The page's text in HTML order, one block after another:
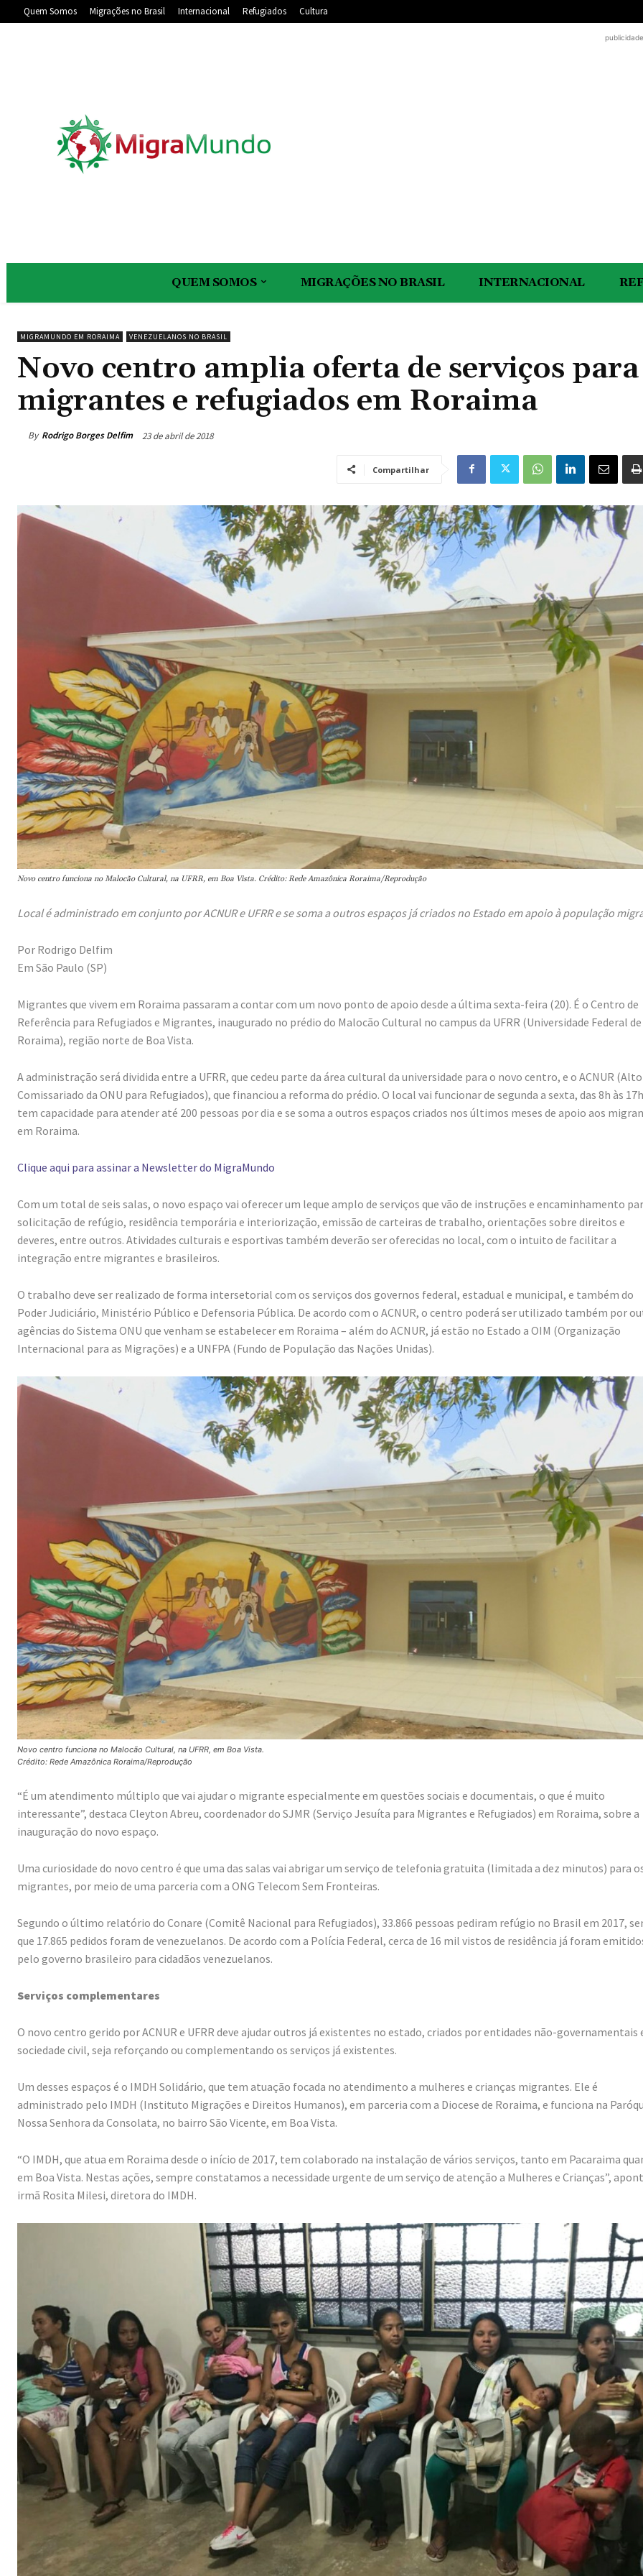
Quem Somos Migrações no Brasil Internacional Refugiados Cultura
QUEM SOMOS MIGRAÇÕES NO BRASIL INTERNACIONAL
MIGRAMUNDO EM RORAIMA VENEZUELANOS NO BRASIL
Novo centro amplia oferta de serviços para
migrantes e refugiados em Roraima
By Rodrigo Borges Delfim 23 de abril de 2018
Compartilhar
Novo centro funciona no Malocão Cultural, na UFRR, em Boa Vista. Crédito: Rede Amazônica Roraima/Reprodução
Local é administrado em conjunto por ACNUR e UFRR e se soma a outros espaços já criados no Estado em apoio à população
Por Rodrigo Delfim
Em São Paulo (SP)
Migrantes que vivem em Roraima passaram a contar com um novo ponto de apoio desde a última sexta-feira (20). É o Centro de
Referência para Refugiados e Migrantes, inaugurado no prédio do Malocão Cultural no campus da UFRR (Universidade Federal de
Roraima), região norte de Boa Vista.
A administração será dividida entre a UFRR, que cedeu parte da área cultural da universidade para o novo centro, e o ACNUR (Alto
Comissariado da ONU para Refugiados), que financiou a reforma do prédio. O local vai funcionar de segunda a sexta, das 8h às
tem capacidade para atender até 200 pessoas por dia e se soma a outros espaços criados nos últimos meses de apoio aos
em Roraima.
Clique aqui para assinar a Newsletter do MigraMundo
Com um total de seis salas, o novo espaço vai oferecer um leque amplo de serviços que vão de instruções e encaminhamento
solicitação de refúgio, residência temporária e interiorização, emissão de carteiras de trabalho, orientações sobre direitos e
deveres, entre outros. Atividades culturais e esportivas também deverão ser oferecidas no local, com o intuito de facilitar a
integração entre migrantes e brasileiros.
O trabalho deve ser realizado de forma intersetorial com os serviços dos governos federal, estadual e municipal, e também do
Poder Judiciário, Ministério Público e Defensoria Pública. De acordo com o ACNUR, o centro poderá ser utilizado também por
agências do Sistema ONU que venham se estabelecer em Roraima – além do ACNUR, já estão no Estado a OIM (Organização
Internacional para as Migrações) e a UNFPA (Fundo de População das Nações Unidas).
Novo centro funciona no Malocão Cultural, na UFRR, em Boa Vista.
Crédito: Rede Amazônica Roraima/Reprodução
“É um atendimento múltiplo que vai ajudar o migrante especialmente em questões sociais e documentais, o que é muito
interessante”, destaca Cleyton Abreu, coordenador do SJMR (Serviço Jesuíta para Migrantes e Refugiados) em Roraima, sobre a
inauguração do novo espaço.
Uma curiosidade do novo centro é que uma das salas vai abrigar um serviço de telefonia gratuita (limitada a dez minutos) para
migrantes, por meio de uma parceria com a ONG Telecom Sem Fronteiras.
Segundo o último relatório do Conare (Comitê Nacional para Refugiados), 33.866 pessoas pediram refúgio no Brasil em 2017,
que 17.865 pedidos foram de venezuelanos. De acordo com a Polícia Federal, cerca de 16 mil vistos de residência já foram
pelo governo brasileiro para cidadãos venezuelanos.
Serviços complementares
O novo centro gerido por ACNUR e UFRR deve ajudar outros já existentes no estado, criados por entidades não-governamentais
sociedade civil, seja reforçando ou complementando os serviços já existentes.
Um desses espaços é o IMDH Solidário, que tem atuação focada no atendimento a mulheres e crianças migrantes. Ele é
administrado pelo IMDH (Instituto Migrações e Direitos Humanos), em parceria com a Diocese de Roraima, e funciona na
Nossa Senhora da Consolata, no bairro São Vicente, em Boa Vista.
“O IMDH, que atua em Roraima desde o início de 2017, tem colaborado na instalação de vários serviços, tanto em Pacaraima
em Boa Vista. Nestas ações, sempre constatamos a necessidade urgente de um serviço de atenção a Mulheres e Crianças”,
irmã Rosita Milesi, diretora do IMDH.